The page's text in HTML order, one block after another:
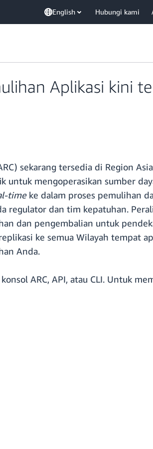
English Hubungi kami
Aplikasi kini
sekarang tersedia di Region
mengoperasikan sumber
timeke dalam proses pemulihan
regulator dan tim kepatuhan.
dan pengembalian untuk
ke semua Wilayah tempat
Anda.
ARC, API, atau CLI. Untuk